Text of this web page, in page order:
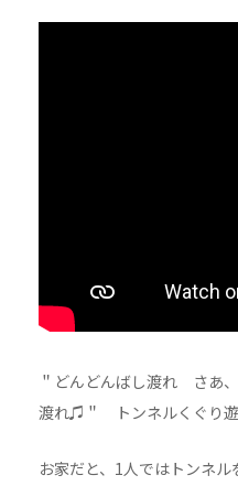
＂どんどんばし渡れ さあ
渡れ♫＂ トンネルくぐり遊
お家だと、1人ではトンネ